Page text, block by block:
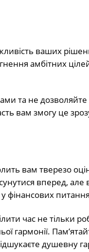
ваших
амбітних
та не
вам змогу це
вам тверезо
вперед,
фінансових
час не тільки
гармонії.
душевну